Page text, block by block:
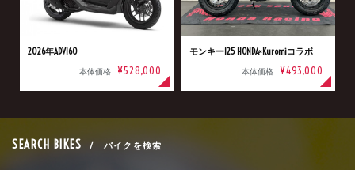
2026年ADV160
本体価格 ¥528,000
モンキー125 HONDA×Kuromiコラボ
本体価格 ¥493,000
SEARCH BIKES / バイクを検索